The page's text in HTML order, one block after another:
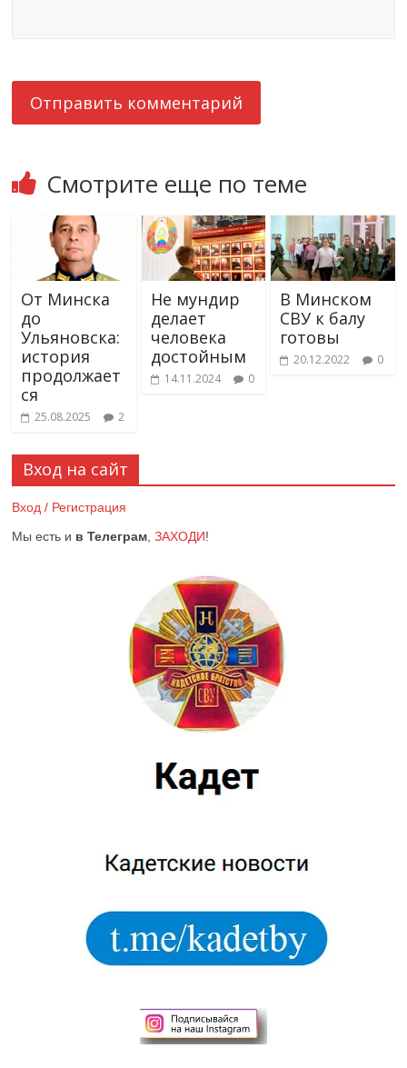
Смотрите еще по теме
От Минска
до
Ульяновска:
история
продолжает
ся
25.08.2025 2
Не мундир
делает
человека
достойным
14.11.2024 0
В Минском
СВУ к балу
готовы
20.12.2022 0
Вход на сайт
Вход / Регистрация
Мы есть и в Телеграм ,ЗАХОДИ!